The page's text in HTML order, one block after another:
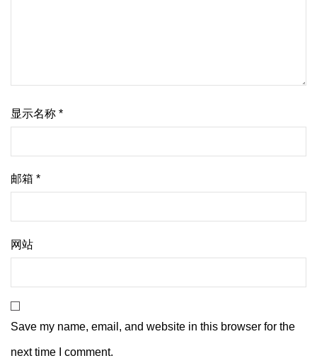
显示名称 *
邮箱 *
网站
Save my name, email, and website in this browser for the
next time I comment.